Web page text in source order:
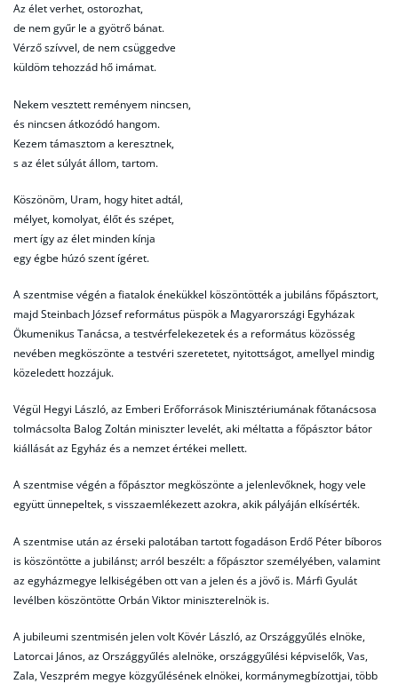
Az élet verhet, ostorozhat,
de nem gyűr le a gyötrő bánat.
Vérző szívvel, de nem csüggedve
küldöm tehozzád hő imámat.
Nekem vesztett reményem nincsen,
és nincsen átkozódó hangom.
Kezem támasztom a keresztnek,
s az élet súlyát állom, tartom.
Köszönöm, Uram, hogy hitet adtál,
mélyet, komolyat, élőt és szépet,
mert így az élet minden kínja
egy égbe húzó szent ígéret.
A szentmise végén a fiatalok énekükkel köszöntötték a jubiláns főpásztort,
majd Steinbach József református püspök a Magyarországi Egyházak
Ökumenikus Tanácsa, a testvérfelekezetek és a református közösség
nevében megköszönte a testvéri szeretetet, nyitottságot, amellyel mindig
közeledett hozzájuk.
Végül Hegyi László, az Emberi Erőforrások Minisztériumának főtanácsosa
tolmácsolta Balog Zoltán miniszter levelét, aki méltatta a főpásztor bátor
kiállását az Egyház és a nemzet értékei mellett.
A szentmise végén a főpásztor megköszönte a jelenlevőknek, hogy vele
együtt ünnepeltek, s visszaemlékezett azokra, akik pályáján elkísérték.
A szentmise után az érseki palotában tartott fogadáson Erdő Péter bíboros
is köszöntötte a jubilánst; arról beszélt: a főpásztor személyében, valamint
az egyházmegye lelkiségében ott van a jelen és a jövő is. Márfi Gyulát
levélben köszöntötte Orbán Viktor miniszterelnök is.
A jubileumi szentmisén jelen volt Kövér László, az Országgyűlés elnöke,
Latorcai János, az Országgyűlés alelnöke, országgyűlési képviselők, Vas,
Zala, Veszprém megye közgyűlésének elnökei, kormánymegbízottjai, több